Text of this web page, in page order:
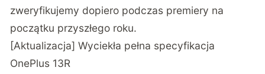
zweryfikujemy dopiero podczas premiery na
początku przyszłego roku.
[Aktualizacja] Wyciekła pełna specyfikacja
OnePlus 13R